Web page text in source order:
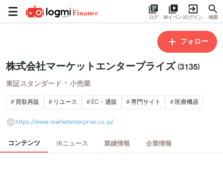
ログ IRイベントログイン 検索
フォロー
株式会社マーケットエンタープライズ (3135)
東証スタンダード ・ 小売業
買取再販 リユース EC・通販 専門サイト 医療機器
https://www.marketenterprise.co.jp/
コンテンツ IRニュース 業績情報 企業情報